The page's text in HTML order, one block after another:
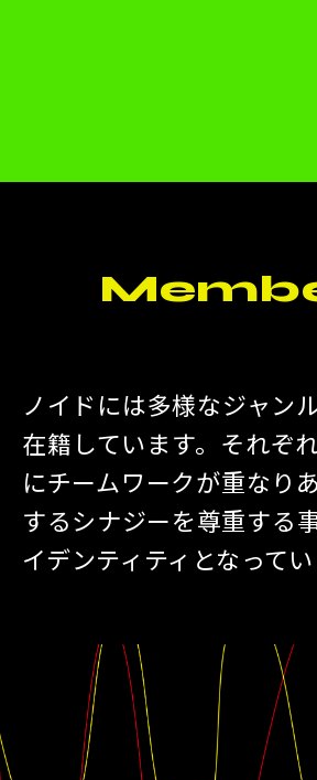
ノイドには多様なジャン
在籍しています。それぞ
にチームワークが重なり
するシナジーを尊重する
イデンティティとなってい